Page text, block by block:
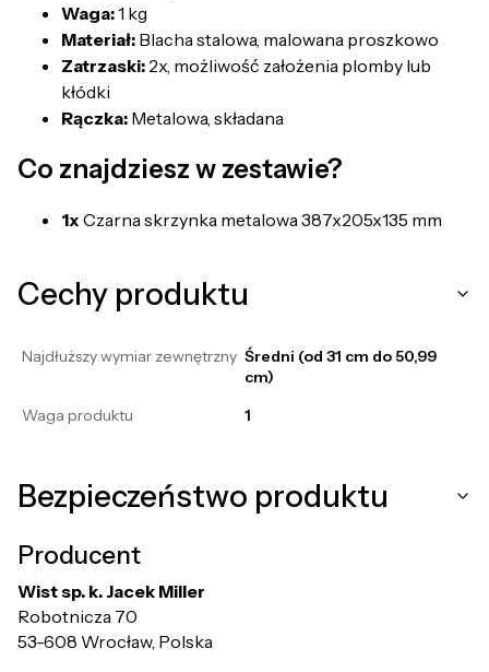
Waga:1 kg
Materiał: Blacha stalowa, malowana proszkowo
Zatrzaski: 2x, możliwość założenia plomby lub
kłódki
Rączka: Metalowa, składana
Co znajdziesz w zestawie?
1x Czarna skrzynka metalowa 387x205x135 mm
Cechy produktu
Najdłuższy wymiar zewnętrzny Średni (od 31 cm do 50,99
cm)
Waga produktu
1
Bezpieczeństwo produktu
Producent
Wist sp. k. Jacek Miller
Robotnicza 70
53-608 Wrocław, Polska